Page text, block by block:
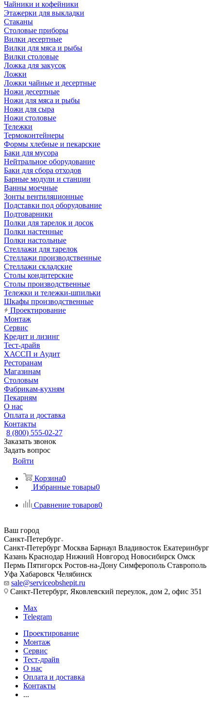
Чайники и кофейники
Этажерки для выкладки
Стаканы
Столовые приборы
Вилки десертные
Вилки для мяса и рыбы
Вилки столовые
Ложка для закусок
Ложки
Ложки чайные и десертные
Ножи десертные
Ножи для мяса и рыбы
Ножи для сыра
Ножи столовые
Тележки
Термоконтейнеры
Формы хлебные и пекарские
Баки для мусора
Нейтральное оборудование
Баки для сбора отходов
Барные модули и станции
Ванны моечные
Зонты вентиляционные
Подставки под оборудование
Подтоварники
Полки для тарелок и досок
Полки настенные
Полки настольные
Стеллажи для тарелок
Стеллажи производственные
Стеллажи складские
Столы кондитерские
Столы производственные
Тележки и тележки-шпильки
Шкафы производственные
Проектирование
Монтаж
Сервис
Кредит и лизинг
Тест-драйв
ХАССП и Аудит
Ресторанам
Магазинам
Столовым
Фабрикам-кухням
Пекарням
О нас
Оплата и доставка
Контакты
8 (800) 555-02-27
Заказать звонок
Задать вопрос
Войти
Корзина0
Избранные товары0
Сравнение товаров0
Ваш город
Санкт-Петербург
Санкт-Петербург Москва Барнаул Владивосток Екатеринбург
Казань Краснодар Нижний Новгород Новосибирск Омск
Пермь Пятигорск Ростов-на-Дону Симферополь Ставрополь
Уфа Хабаровск Челябинск
sale@serviceobshepit.ru
Санкт-Петербург, Яковлевский переулок, дом 2, офис 351
Max
Telegram
Проектирование
Монтаж
Сервис
Тест-драйв
О нас
Оплата и доставка
Контакты
...